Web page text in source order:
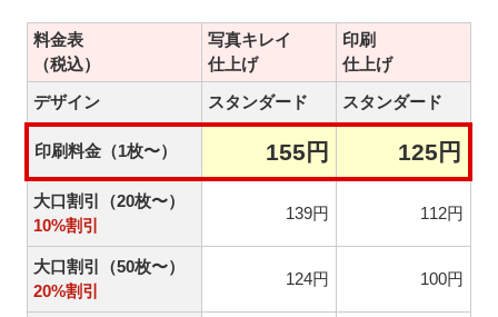
料金表
（税込）
写真キレイ
仕上げ
印刷
仕上げ
デザイン
スタンダード スタンダード
印刷料金（1枚〜） 155円 125円
大口割引（20枚〜）
10%割引
139円 112円
大口割引（50枚〜）
20%割引
124円 100円